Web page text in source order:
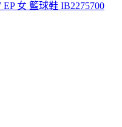
女 籃球鞋 IB2275700